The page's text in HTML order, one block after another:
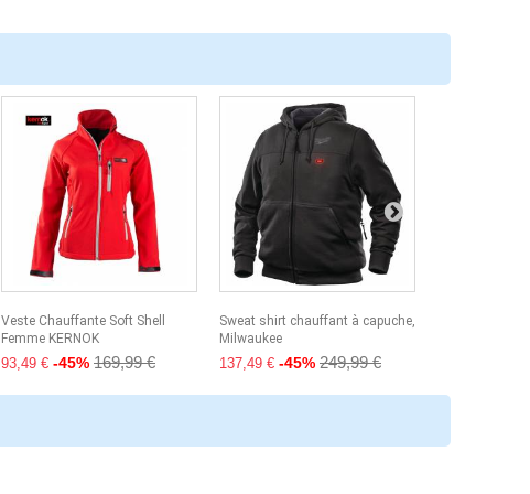
Veste Chauffante Soft Shell
Femme KERNOK
93,49 € -45% 169,99 €
Sweat shirt chauffant à capuche,
Milwaukee
137,49 € -45% 249,99 €